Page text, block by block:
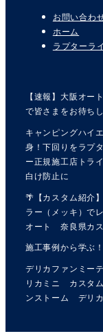
お問い合わ
ホーム
ラプターラ
【速報】大阪オー
で皆さまをお待ち
キャンピングハイ
身！下回りをラプ
ー正規施工店ト
白け防止に
🌴【カスタム紹介
ラー（メッキ）で
オート 奈良県カ
施工事例から学ぶ
デリカファンミー
リカミニ カスタ
ンストーム デリ